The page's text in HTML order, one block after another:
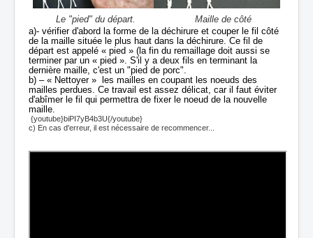
Le "pied" du départ.
Maille de côté
a)- vérifier d'abord la forme de la déchirure et couper le fil côté
de la maille située le plus haut dans la déchirure. Ce fil de
départ est appelé « pied » (la fin du remaillage doit aussi se
terminer par un « pied ». S'il y a deux fils en terminant la
dernière maille, c'est un "pied de porc".
b) – « Nettoyer » les mailles en coupant les noeuds des
mailles perdues. Ce travail est assez délicat, car il faut éviter
d'abîmer le fil qui permettra de fixer le noeud de la nouvelle
maille.
{youtube}biPI7yB4b3U{/youtube}
c) En cas d'erreur, il est nécessaire de recommencer...